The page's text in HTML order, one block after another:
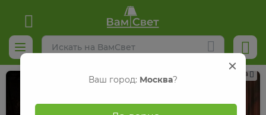
Реклама
Ваш город: Москва?